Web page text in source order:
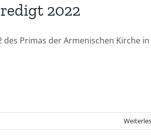
2022
Primas der Armenischen Kirche in